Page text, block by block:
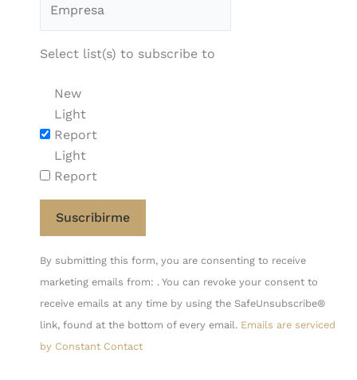
Select list(s) to subscribe to
New
Light
Report
Light
Report
Constant
Contact
Use.
Please
leave
By submitting this form, you are consenting to receive
marketing emails from: . You can revoke your consent to
receive emails at any time by using the SafeUnsubscribe®
link, found at the bottom of every email. Emails are serviced
by Constant Contact